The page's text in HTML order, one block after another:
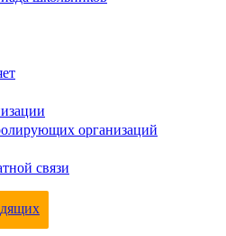
организаций
связи